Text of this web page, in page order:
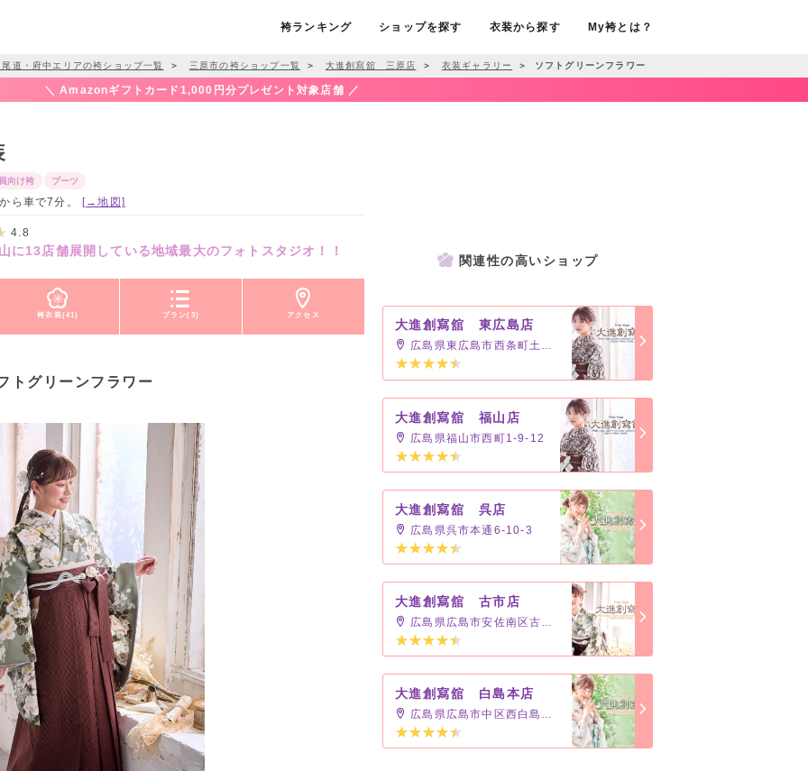
袴ランキング ショップを探す 衣装から探す My袴とは？
道・府中エリアの袴ショップ一覧 ＞ 三原市の袴ショップ一覧 ＞ 大進創寫舘 三原店 ＞ 衣装ギャラリー ＞ ソフトグリーンフラワー
＼ Amazonギフトカード1,000円分プレゼント対象店舗 ／
向け袴 ブーツ
ら車で7分。 [→地図]
4.8
に13店舗展開している地域最大のフォトスタジオ！！
袴衣装(41) プラン(3) アクセス
トグリーンフラワー
関連性の高いショップ
大進創寫舘 東広島店
広島県東広島市西条町土与丸1227-1
大進創寫舘 福山店
広島県福山市西町1-9-12
大進創寫舘 呉店
広島県呉市本通6-10-3
大進創寫舘 古市店
広島県広島市安佐南区古市2-33-12
大進創寫舘 白島本店
広島県広島市中区西白島町16-11-2F